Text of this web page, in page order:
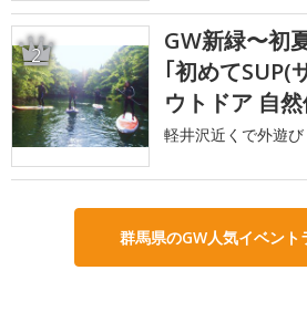
2
GW新緑〜初
｢初めてSUP(
ウトドア 自
軽井沢近くで外遊
群馬県のGW人気イベント